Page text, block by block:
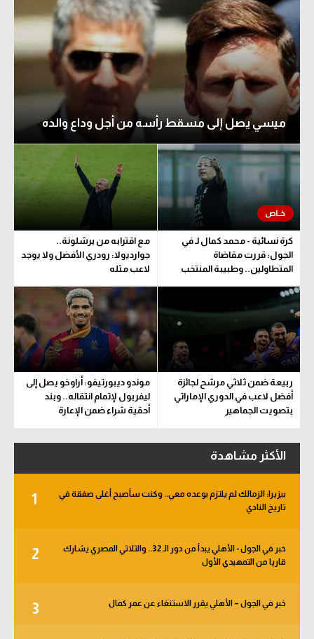
ميسي يصل إلى مسقط رأسه من أجل وداع والده
كرة نسائية - محمد كمال لـ في
الجول: قررت مقاضاة
المتطاولين.. وطبيبة المنتخب
مع اقترابه من برشلونة..
جوارديولا: رودري الأفضل ولا يوجد
لاعب مثله
ربيعة ضمن ثلاثي مرشح لجائزة
أفضل لاعب في الدوري الإماراتي
بتصويت الجماهير
موندو ديبورتيفو: أراوخو يصل إلى
ليفربول لإتمام انتقاله.. وبند
أحقية شراء ضمن الإعارة
الأكثر مشاهدة
1
بيزيرا: الزمالك لم يلتزم بوعده معي.. وكنت سأصبح أغلى صفقة في
تاريخ النادي
2
خبر في الجول - الأهلي يبدأ من دور الـ 32.. والثلاثي المصري يشارك
قاريا من التمهيدي الأول
3 خبر في الجول – الأهلي يقرر الاستنغاء عن عمر كمال